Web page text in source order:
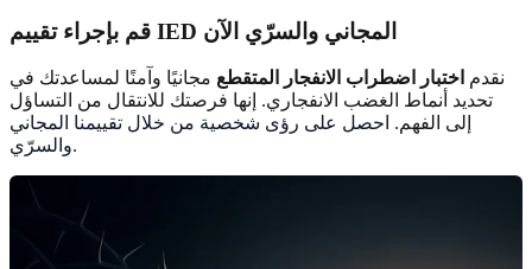
قم بإجراء تقييم IED المجاني والسرّي الآن
نقدم اختبار اضطراب الانفجار المتقطع مجانيًا وآمنًا لمساعدتك في
تحديد أنماط الغضب الانفجاري. إنها فرصتك للانتقال من التساؤل
إلى الفهم. احصل على رؤى شخصية من خلال تقييمنا المجاني
والسرّي.